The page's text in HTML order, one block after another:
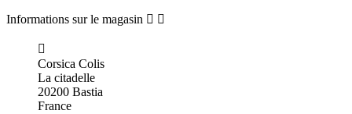
Informations sur le magasin  

Corsica Colis
La citadelle
20200 Bastia
France